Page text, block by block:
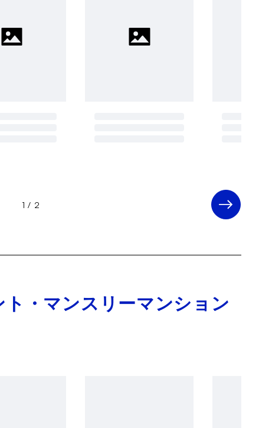
1 / 2
・マンスリーマンション